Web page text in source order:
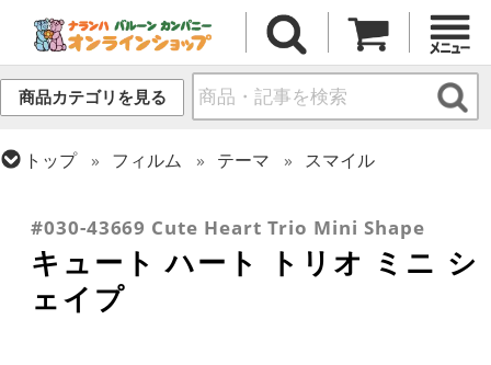
商品カテゴリを見る
トップ フィルム テーマ
スマイル
#030-43669 Cute Heart Trio Mini Shape
キュート ハート トリオ ミニ シ
ェイプ